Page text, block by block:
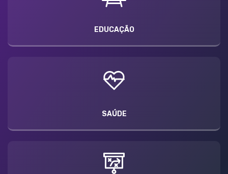
EDUCAÇÃO
SAÚDE